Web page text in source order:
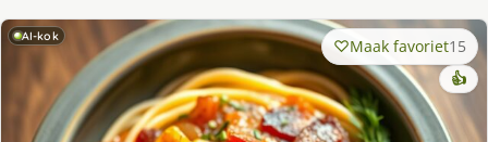
AI-kok Maak favoriet15
👍